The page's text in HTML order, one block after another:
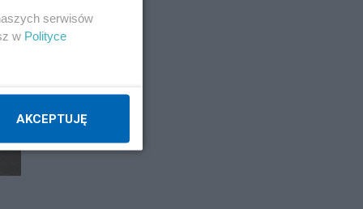
serwisów
w Polityce
AKCEPTUJĘ